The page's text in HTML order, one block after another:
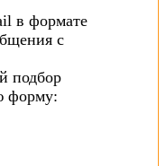
в формате
с
подбор
форму: